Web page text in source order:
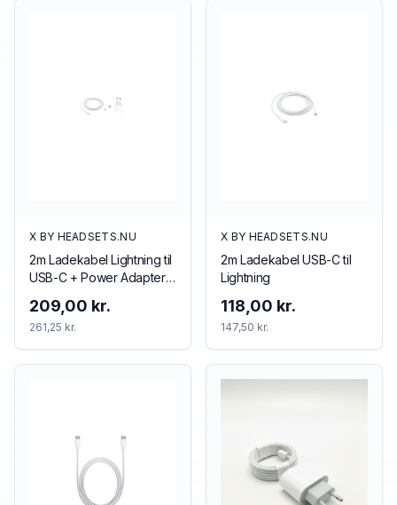
X BY HEADSETS.NU
2m Ladekabel Lightning til
USB-C + Power Adapter
209,00 kr.
261,25 kr.
X BY HEADSETS.NU
2m Ladekabel USB-C til
Lightning
118,00 kr.
147,50 kr.